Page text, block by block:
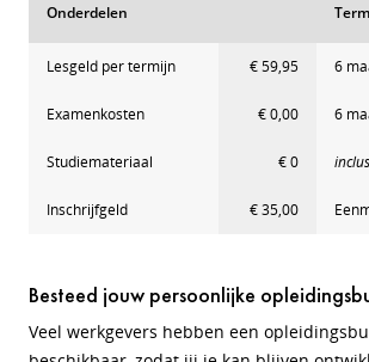
Onderdelen
Lesgeld per termijn € 59,95 6
Examenkosten € 0,00 6
Studiemateriaal € 0
Inschrijfgeld € 35,00
Besteed jouw persoonlijke
Veel werkgevers hebben een